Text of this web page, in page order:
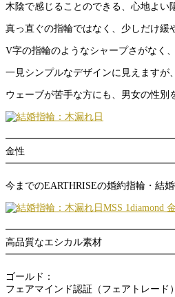
木陰で感じることのできる、心地よい
真っ直ぐの指輪ではなく、少しだけ緩
V字の指輪のようなシャープさがなく
一見シンプルなデザインに見えますが
ウェーブが苦手な方にも、男女の性別
金性
今までのEARTHRISEの婚約指輪・結
高品質なエシカル素材
ゴールド：
フェアマインド認証（フェアトレード